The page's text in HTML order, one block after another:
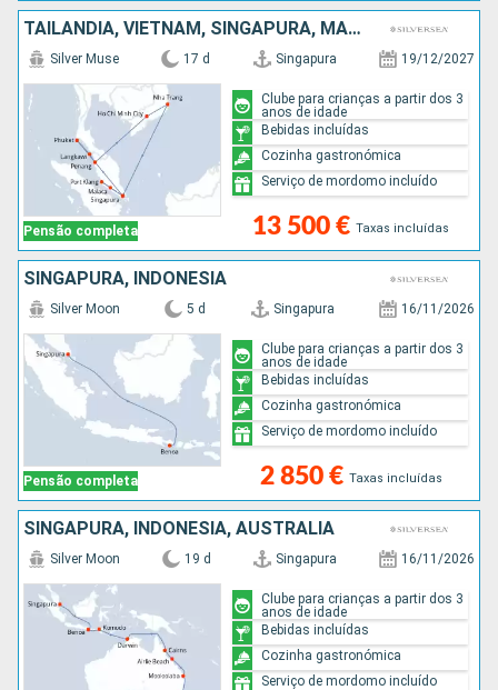
TAILÂNDIA, VIETNAM, SINGAPURA, MALÁSIA
Pensão completa
Silver Muse 17 d Singapura 19/12/2027
13 500 € Taxas incluídas
Clube para crianças a partir dos 3
anos de idade
Bebidas incluídas
Cozinha gastronómica
Serviço de mordomo incluído
SINGAPURA, INDONÉSIA
Pensão completa
Silver Moon 5 d Singapura 16/11/2026
2 850 € Taxas incluídas
Clube para crianças a partir dos 3
anos de idade
Bebidas incluídas
Cozinha gastronómica
Serviço de mordomo incluído
SINGAPURA, INDONÉSIA, AUSTRALIA
Silver Moon 19 d Singapura 16/11/2026
Clube para crianças a partir dos 3
anos de idade
Bebidas incluídas
Cozinha gastronómica
Serviço de mordomo incluído